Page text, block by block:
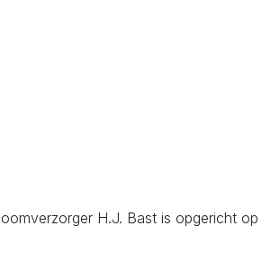
H.J. Bast is opgericht op